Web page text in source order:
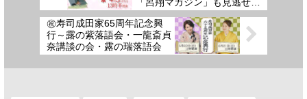
い～花笑み寄席
㊗寿司成田家65周年記念興
行～露の紫落語会・一龍斎貞
奈講談の会・露の瑞落語会